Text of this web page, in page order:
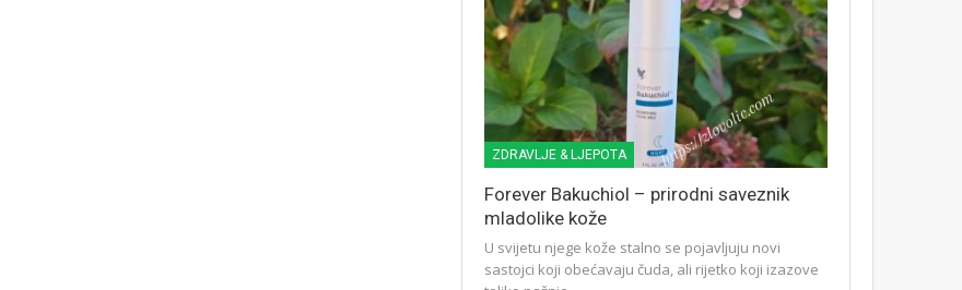
ZDRAVLJE & LJEPOTA
Forever Bakuchiol – prirodni saveznik
mladolike kože
U svijetu njege kože stalno se pojavljuju novi
sastojci koji obećavaju čuda, ali rijetko koji izazove